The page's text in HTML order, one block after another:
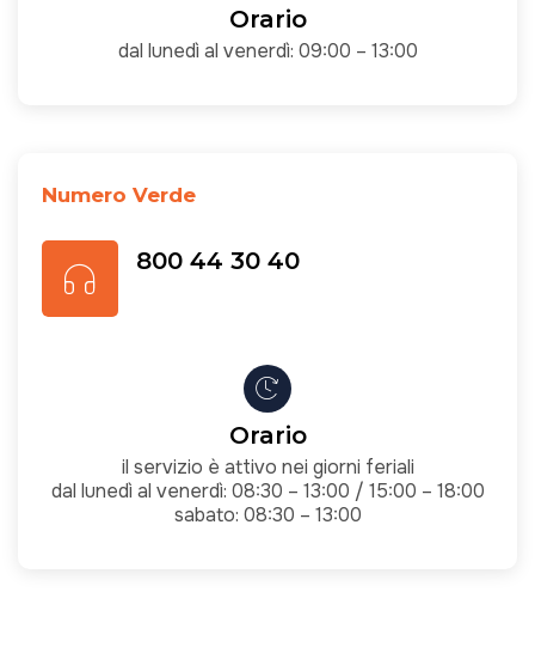
Numero Verde
800 44 30 40
Orario
il servizio è attivo nei giorni feriali
dal lunedì al venerdì: 08:30 – 13:00 / 15:00 – 18:00
sabato: 08:30 – 13:00
Orario
dal lunedì al venerdì: 09:00 – 13:00